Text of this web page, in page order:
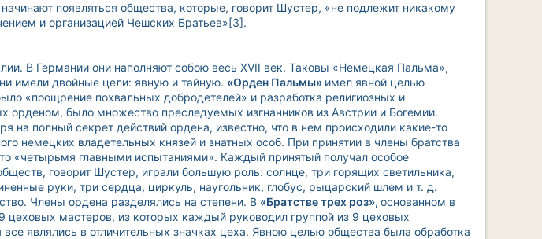
появляться общества, которые, говорит Шустер, «не подлежит никакому
и организацией Чешских Братьев»[3].
В Германии они наполняют собою весь XVII век. Таковы «Немецкая Пальма»,
имели двойные цели: явную и тайную. «Орден Пальмы» имел явной целью
«поощрение похвальных добродетелей» и разработка религиозных и
орденом, было множество преследуемых изгнанников из Австрии и Богемии.
на полный секрет действий ордена, известно, что в нем происходили какие-то
немецких владетельных князей и знатных особ. При принятии в члены братства
«четырьмя главными испытаниями». Каждый принятый получал особое
говорит Шустер, играли большую роль: солнце, три горящих светильника,
руки, три сердца, циркуль, наугольник, глобус, рыцарский шлем и т. д.
Члены ордена разделялись на степени. В «Братстве трех роз», основанном в
цеховых мастеров, из которых каждый руководил группой из 9 цеховых
являлись в отличительных значках цеха. Явною целью общества была обработка